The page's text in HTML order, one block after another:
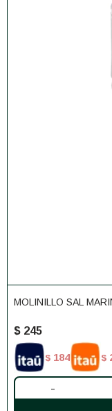
MOLINILLO SAL
$ 245
$ 184 $
-